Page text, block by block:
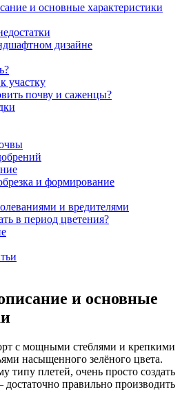
и основные характеристики
дизайне
участку
почву и саженцы?
и формирование
и вредителями
в период цветения?
и основные
с мощными стеблями и крепкими
насыщенного зелёного цвета.
типу плетей, очень просто создать
правильно производить